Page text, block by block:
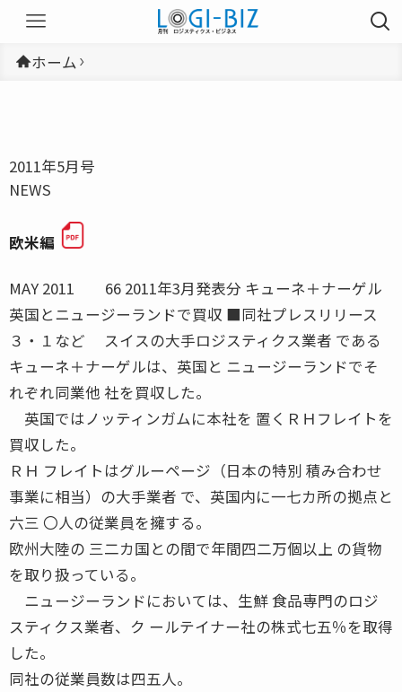
ホーム
2011年5月号
NEWS
欧米編
MAY 2011 66 2011年3月発表分 キューネ＋ナーゲル
英国とニュージーランドで買収 ■同社プレスリリース
３・１など スイスの大手ロジスティクス業者 である
キューネ＋ナーゲルは、英国と ニュージーランドでそ
れぞれ同業他 社を買収した。
英国ではノッティンガムに本社を 置くＲＨフレイトを
買収した。
ＲＨ フレイトはグルーページ（日本の特別 積み合わせ
事業に相当）の大手業者 で、英国内に一七カ所の拠点と
六三 〇人の従業員を擁する。
欧州大陸の 三二カ国との間で年間四二万個以上 の貨物
を取り扱っている。
ニュージーランドにおいては、生鮮 食品専門のロジ
スティクス業者、ク ールテイナー社の株式七五％を取得
した。
同社の従業員数は四五人。